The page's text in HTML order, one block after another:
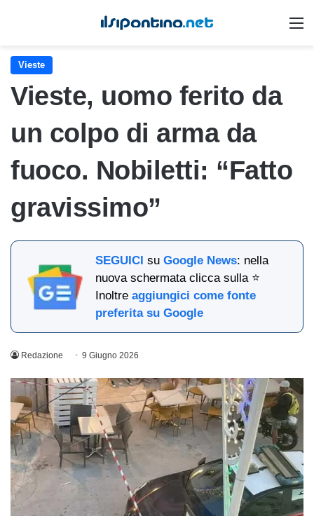
Vieste
Vieste, uomo ferito da
un colpo di arma da
fuoco. Nobiletti: “Fatto
gravissimo”
SEGUICI suGoogle News: nella
nuova schermata clicca sulla ⭐
Inoltreaggiungici come fonte
preferita su Google
Redazione 9 Giugno 2026